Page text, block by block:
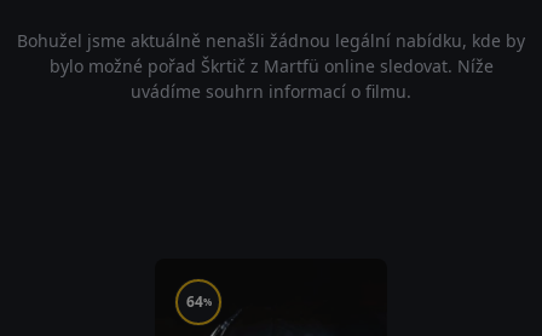
Bohužel jsme aktuálně nenašli žádnou legální nabídku, kde by
bylo možné pořad Škrtič z Martfü online sledovat. Níže
uvádíme souhrn informací o filmu.
64%